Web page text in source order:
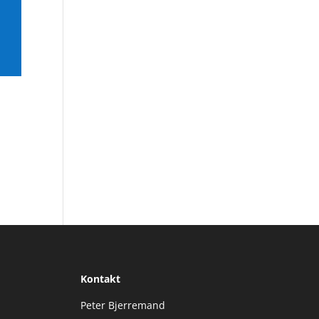
Kontakt
Peter Bjerremand